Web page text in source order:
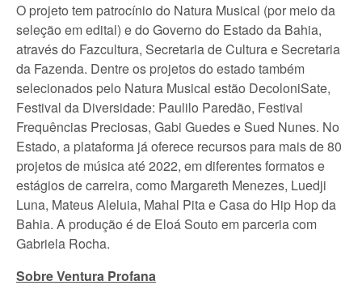
O projeto tem patrocínio do Natura Musical (por meio da
seleção em edital) e do Governo do Estado da Bahia,
através do Fazcultura, Secretaria de Cultura e Secretaria
da Fazenda. Dentre os projetos do estado também
selecionados pelo Natura Musical estão DecoloniSate,
Festival da Diversidade: Paulilo Paredão, Festival
Frequências Preciosas, Gabi Guedes e Sued Nunes. No
Estado, a plataforma já oferece recursos para mais de 80
projetos de música até 2022, em diferentes formatos e
estágios de carreira, como Margareth Menezes, Luedji
Luna, Mateus Aleluia, Mahal Pita e Casa do Hip Hop da
Bahia. A produção é de Eloá Souto em parceria com
Gabriela Rocha.
Sobre Ventura Profana